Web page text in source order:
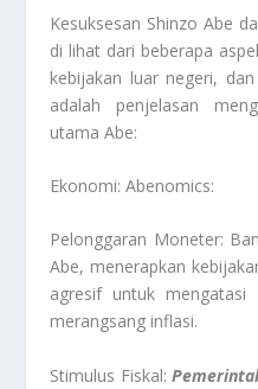
Kesuksesan Shinzo Abe
di lihat dari beberapa
kebijakan luar negeri,
adalah penjelasan
utama Abe:
Ekonomi: Abenomics:
Pelonggaran Moneter:
Abe, menerapkan
agresif untuk mengatasi
merangsang inflasi.
Stimulus Fiskal: